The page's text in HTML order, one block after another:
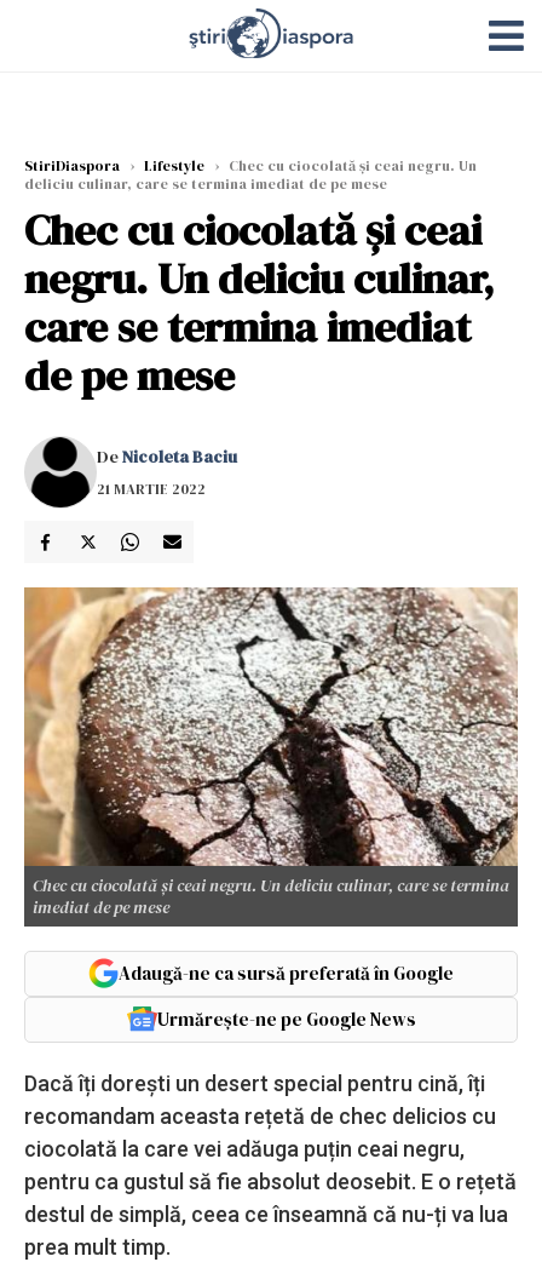
StiriDiaspora › Lifestyle › Chec cu ciocolată și ceai negru. Un
deliciu culinar, care se termina imediat de pe mese
Chec cu ciocolată și ceai
negru. Un deliciu culinar,
care se termina imediat
de pe mese
DeNicoleta Baciu
21 MARTIE 2022
Chec cu ciocolată și ceai negru. Un deliciu culinar, care se termina
imediat de pe mese
Adaugă-ne ca sursă preferată în Google
Urmărește-ne pe Google News
Dacă îți dorești un desert special pentru cină, îți
recomandam aceasta rețetă de chec delicios cu
ciocolată la care vei adăuga puțin ceai negru,
pentru ca gustul să fie absolut deosebit. E o rețetă
destul de simplă, ceea ce înseamnă că nu-ți va lua
prea mult timp.